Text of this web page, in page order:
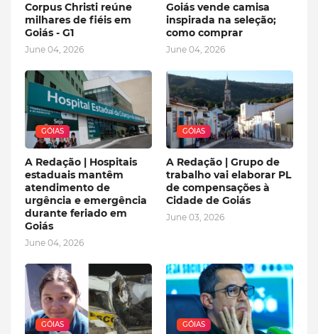
Corpus Christi reúne
milhares de fiéis em
Goiás - G1
June 04, 2026
Goiás vende camisa
inspirada na seleção;
como comprar
June 04, 2026
GÓIAS
A Redação | Hospitais
estaduais mantêm
atendimento de
urgência e emergência
durante feriado em
Goiás
June 04, 2026
GÓIAS
A Redação | Grupo de
trabalho vai elaborar PL
de compensações à
Cidade de Goiás
June 03, 2026
GÓIAS GÓIAS